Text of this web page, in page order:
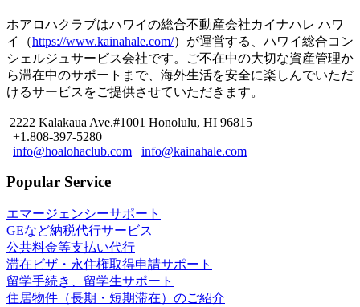
ホアロハクラブはハワイの総合不動産会社カイナハレ ハワ
イ（https://www.kainahale.com/）が運営する、ハワイ総合コン
シェルジュサービス会社です。ご不在中の大切な資産管理か
ら滞在中のサポートまで、海外生活を安全に楽しんでいただ
けるサービスをご提供させていただきます。
2222 Kalakaua Ave.#1001 Honolulu, HI 96815
+1.808-397-5280
info@hoalohaclub.com
info@kainahale.com
Popular Service
エマージェンシーサポート
GEなど納税代行サービス
公共料金等支払い代行
滞在ビザ・永住権取得申請サポート
留学手続き、留学生サポート
住居物件（長期・短期滞在）のご紹介